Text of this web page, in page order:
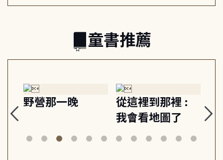
童書推薦
野營那一晚
從這裡到那裡 :
我會看地圖了
美